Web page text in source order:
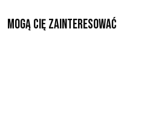
Mogą Cię zainteresować